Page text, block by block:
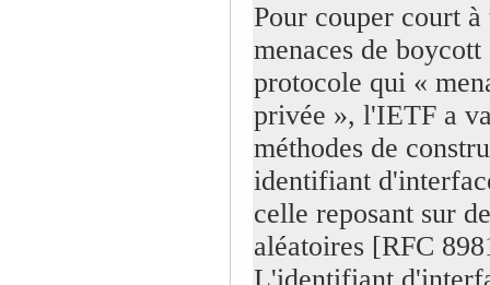
Pour couper court à
menaces de boycott
protocole qui «
privée », l'IETF a
méthodes de
identifiant
celle reposant sur
aléatoires [RFC